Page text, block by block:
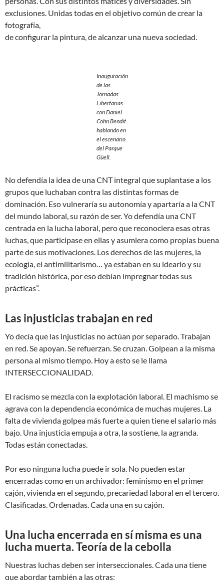
exclusiones. Unidas todas en el objetivo común de crear la
fotografía,
de configurar la pintura, de alcanzar una nueva sociedad.
Inauguración
de las
Jornadas
Libertarias
con Daniel
Cohn Bendit
hablando en
el escenario
del Parque
Güell.
No defendía la idea de una CNT integral que suplantase a los
grupos que luchaban contra las distintas formas de
dominación. Eso vulneraría su autonomía y apartaría a la CNT
del mundo laboral, su razón de ser. Yo defendía una CNT
centrada en la lucha laboral, pero que reconociera esas otras
luchas, que participase en ellas y asumiera como propias buena
parte de sus motivaciones. Los derechos de las mujeres, la
ecología, el antimilitarismo… ya estaban en su ideario y su
tradición histórica, por eso debían impregnar todas sus
prácticas”.
Las injusticias trabajan en red
Yo decía que las injusticias no actúan por separado. Trabajan
en red. Se apoyan. Se refuerzan. Se cruzan. Golpean a la misma
persona al mismo tiempo. Hoy a esto se le llama
INTERSECCIONALIDAD.
El racismo se mezcla con la explotación laboral. El machismo se
agrava con la dependencia económica de muchas mujeres. La
falta de vivienda golpea más fuerte a quien tiene el salario más
bajo. Una injusticia empuja a otra, la sostiene, la agranda.
Todas están conectadas.
Por eso ninguna lucha puede ir sola. No pueden estar
encerradas como en un archivador: feminismo en el primer
cajón, vivienda en el segundo, precariedad laboral en el tercero.
Clasificadas. Ordenadas. Cada una en su cajón.
Una lucha encerrada en sí misma es una
lucha muerta. Teoría de la cebolla
Nuestras luchas deben ser interseccionales. Cada una tiene
que abordar también a las otras: